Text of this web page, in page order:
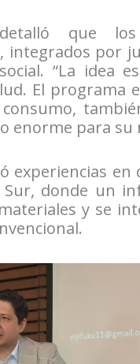
que
integrados por
“La idea
El
enorme para
experiencias
Sur, donde un
y se